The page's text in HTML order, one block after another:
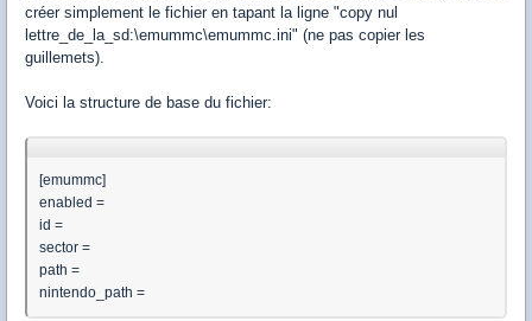
créer simplement le fichier en tapant la ligne "copy nul
lettre_de_la_sd:\emummc\emummc.ini" (ne pas copier les
guillemets).
Voici la structure de base du fichier:
[emummc]
enabled =
id =
sector =
path =
nintendo_path =